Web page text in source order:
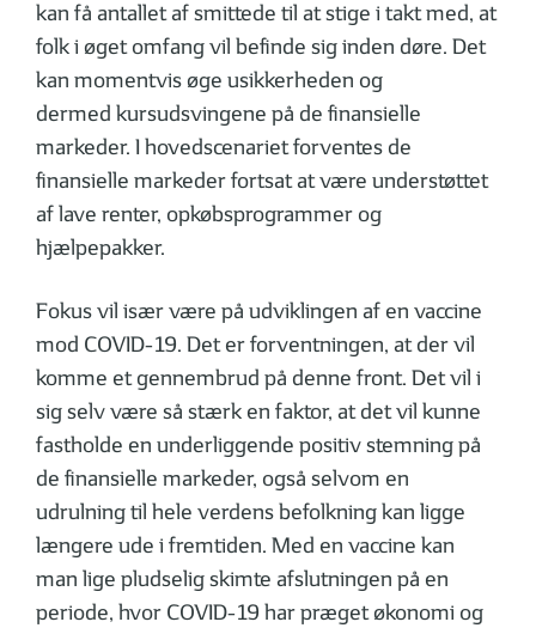
kan få antallet af smittede til at stige i takt med, at
folk i øget omfang vil befinde sig inden døre. Det
kan momentvis øge usikkerheden og
dermed kursudsvingene på de finansielle
markeder. I hovedscenariet forventes de
finansielle markeder fortsat at være understøttet
af lave renter, opkøbsprogrammer og
hjælpepakker.
Fokus vil især være på udviklingen af en vaccine
mod COVID-19. Det er forventningen, at der vil
komme et gennembrud på denne front. Det vil i
sig selv være så stærk en faktor, at det vil kunne
fastholde en underliggende positiv stemning på
de finansielle markeder, også selvom en
udrulning til hele verdens befolkning kan ligge
længere ude i fremtiden. Med en vaccine kan
man lige pludselig skimte afslutningen på en
periode, hvor COVID-19 har præget økonomi og